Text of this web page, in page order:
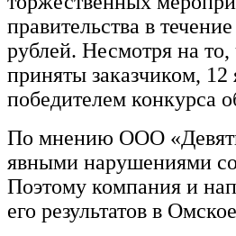
правительства в
рублей. Несмотря на
приняты заказчиком, 12
победителем конкурса
По мнению ООО
явными нарушениями
Поэтому компания и
его результатов в